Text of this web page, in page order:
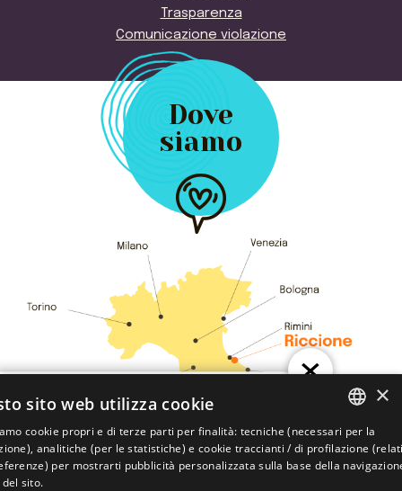
×
Trasparenza
Comunicazione violazione
Dove
siamo
ITALIAN
ENGLISH
×
sito web utilizza cookie
cookie propri e di terze parti per finalità: tecniche (necessari per la
analitiche (per le statistiche) e cookie traccianti / di profilazione
per mostrarti pubblicità personalizzata sulla base della
sito.